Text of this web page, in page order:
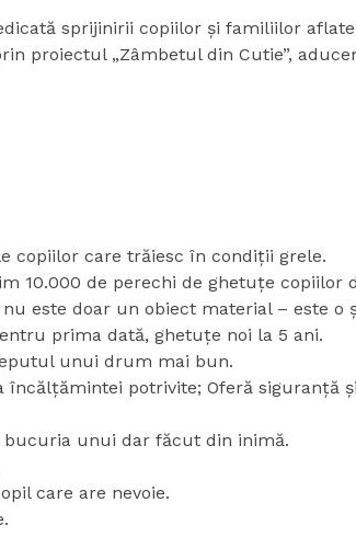
sprijinirii copiilor și familiilor
proiectul „Zâmbetul din Cutie”,
copiilor care trăiesc în condiții grele.
10.000 de perechi de ghetuțe
este doar un obiect material – este o
prima dată, ghetuțe noi la 5 ani.
unui drum mai bun.
potrivite; Oferă siguranță
bucuria unui dar făcut din inimă.
care are nevoie.